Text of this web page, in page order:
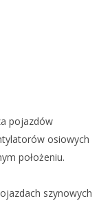
pojazdów
osiowych
położeniu.
szynowych